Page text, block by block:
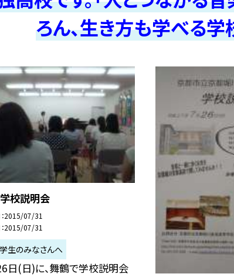
ろん、生き方も学べる学
校説明会
2015/07/31
2015/07/31
生のみなさんへ
日(日)に、舞鶴で学校説明会